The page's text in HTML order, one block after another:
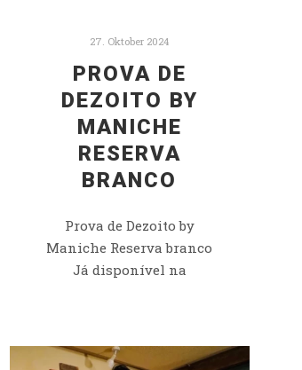
27. Oktober 2024
PROVA DE
DEZOITO BY
MANICHE
RESERVA
BRANCO
Prova de Dezoito by
Maniche Reserva branco
Já disponível na